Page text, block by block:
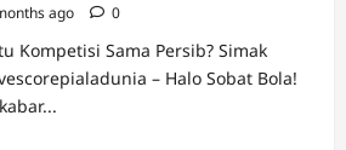
ago 0
Kompetisi Sama Persib? Simak
– Halo Sobat Bola!